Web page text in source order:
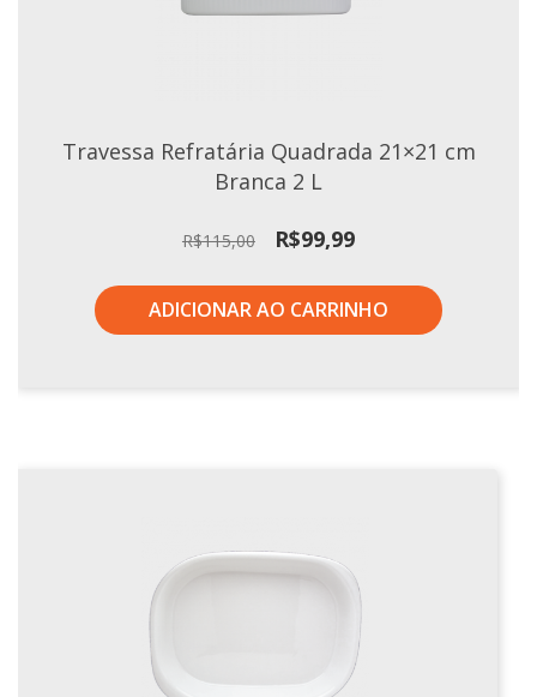
Travessa Refratária Quadrada 21×21 cm
Branca 2 L
R$115,00
original
era:
R$115,00.
R$99,99O
atual
é:
R$99,99.
ADICIONAR AO CARRINHO